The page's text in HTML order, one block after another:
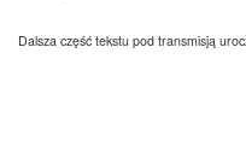
Dalsza część tekstu pod transmisją